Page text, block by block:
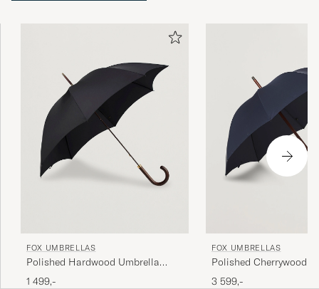
FOX UMBRELLAS
Polished Hardwood Umbrella
Black
1 499,-
FOX UMBRELLAS
Polished Cherrywood
Umbrella Navy
3 599,-